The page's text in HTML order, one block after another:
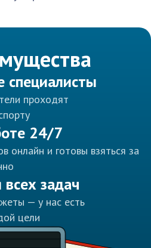
специалисты
проходят
24/7
онлайн и готовы взяться за
задач
— у нас есть
цели